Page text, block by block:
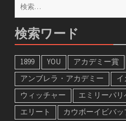
索:
検索ワード
1899 YOU アカデミー賞
アンブレラ・アカデミー
イ
ウィッチャー
エミリーパリ
エリート
カウボーイビバッ